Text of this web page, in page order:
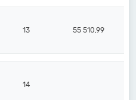
13 55 510,99
14